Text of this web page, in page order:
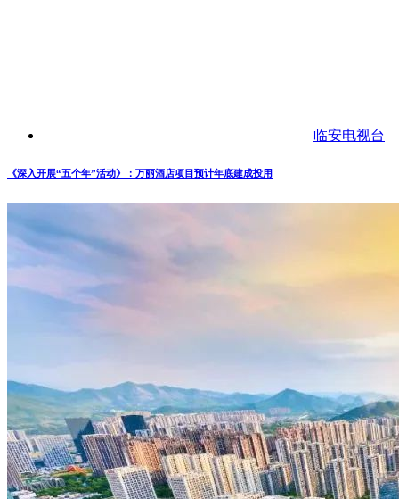
临安电视台
《深入开展“五个年”活动》：万丽酒店项目预计年底建成投用